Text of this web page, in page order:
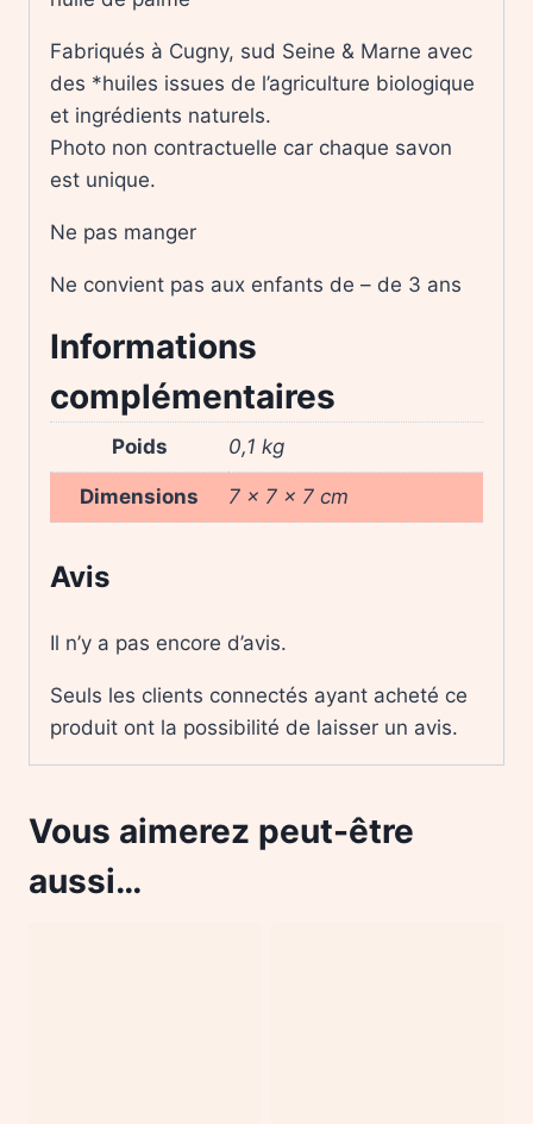
Fabriqués à Cugny, sud Seine & Marne avec
des *huiles issues de l’agriculture biologique
et ingrédients naturels.
Photo non contractuelle car chaque savon
est unique.
Ne pas manger
Ne convient pas aux enfants de – de 3 ans
Informations
complémentaires
Poids 0,1 kg
Dimensions 7 × 7 × 7 cm
Avis
Il n’y a pas encore d’avis.
Seuls les clients connectés ayant acheté ce
produit ont la possibilité de laisser un avis.
Vous aimerez peut-être
aussi…